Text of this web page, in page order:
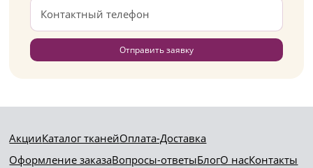
Отправить заявку
АкцииКаталог тканейОплата-Доставка
Оформление заказаВопросы-ответыБлогО насКонтакты